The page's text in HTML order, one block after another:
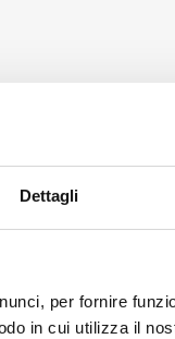
Dettagli
per fornire
in cui utilizza il